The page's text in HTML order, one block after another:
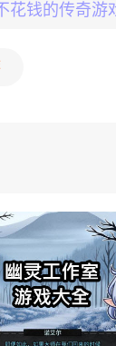
花钱的传奇游